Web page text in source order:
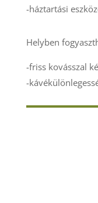
-háztartási
Helyben
-friss kovásszal
-